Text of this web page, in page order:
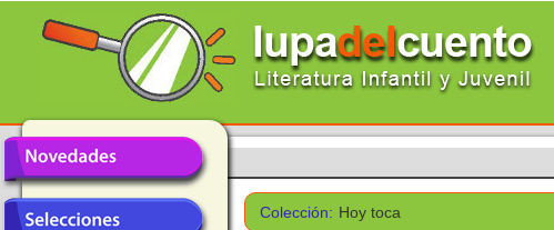
Colección: Hoy toca